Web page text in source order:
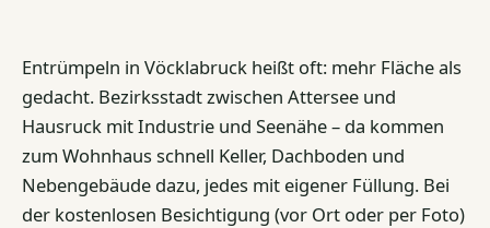
Entrümpeln in Vöcklabruck heißt oft: mehr Fläche als
gedacht. Bezirksstadt zwischen Attersee und
Hausruck mit Industrie und Seenähe – da kommen
zum Wohnhaus schnell Keller, Dachboden und
Nebengebäude dazu, jedes mit eigener Füllung. Bei
der kostenlosen Besichtigung (vor Ort oder per Foto)